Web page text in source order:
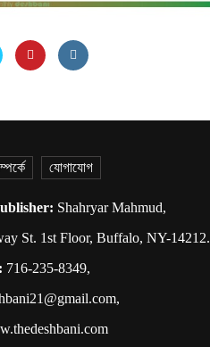
যোগাযোগ
Shahryar Mahmud,
St. 1st Floor, Buffalo, NY-14212.
716-235-8349,